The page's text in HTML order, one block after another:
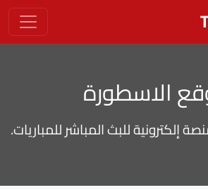
الاسطورة
إلكترونية للبث المباشر للمباريات.